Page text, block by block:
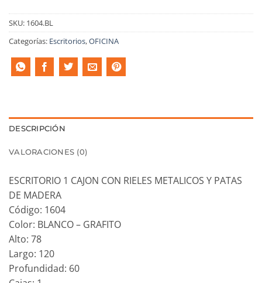
SKU: 1604.BL
Categorías: Escritorios,OFICINA
DESCRIPCIÓN
VALORACIONES (0)
ESCRITORIO 1 CAJON CON RIELES METALICOS Y PATAS
DE MADERA
Código: 1604
Color: BLANCO – GRAFITO
Alto: 78
Largo: 120
Profundidad: 60